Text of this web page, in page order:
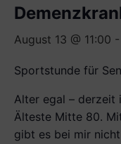
August 13 @ 11:00 -
Sportstunde für
Alter egal – derzeit
Älteste Mitte 80.
gibt es bei mir